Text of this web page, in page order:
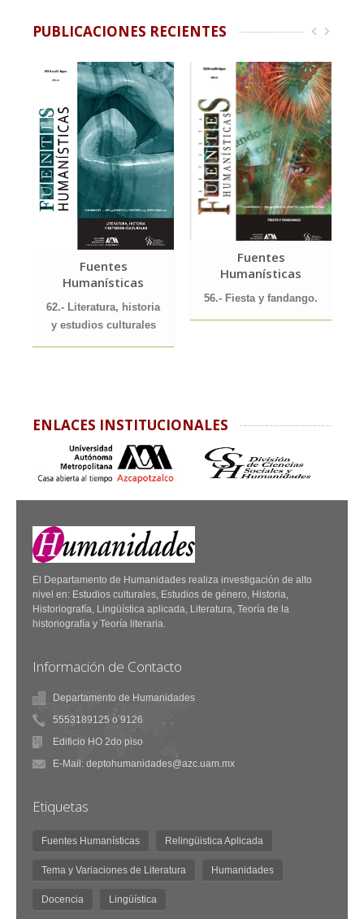
hasta nuestros días.
temáticas de vanguardia en los ámbitos de la docencia, la
especial conforma artículos en los campos de la
Lingüística, la Lingüística Aplicada,
Ver Mas →
PUBLICACIONES RECIENTES
Fuentes
Humanísticas
62.- Literatura, historia
y estudios culturales
Fuentes
Humanísticas
56.- Fiesta y fandango.
ENLACES INSTITUCIONALES
El Departamento de Humanidades realiza investigación de alto
nivel en: Estudios culturales, Estudios de género, Historia,
Historiografía, Lingüística aplicada, Literatura, Teoría de la
historiografía y Teoría literaria.
Información de Contacto
Departamento de Humanidades
5553189125 o 9126
Edificio HO 2do piso
E-Mail: deptohumanidades@azc.uam.mx
Etiquetas
Fuentes Humanísticas Relingüistica Aplicada
Tema y Variaciones de Literatura Humanidades
Docencia Lingüística